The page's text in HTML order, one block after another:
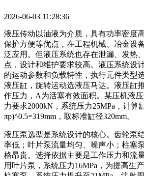
2026-06-03 11:28:36
液压传动以油液为介质，具有功率密度
保护方便等优点，在工程机械、冶金设
泛应用。但液压系统也存在泄漏、发热
点，设计和维护要求较高。液压系统设
的运动参数和负载特性，执行元件类型
液压缸，旋转运动选液压马达。液压缸
作压力，A为活塞有效面积。某压机液
力要求2000kN，系统压力25MPa，计算
πp)^0.5=319mm，取标准缸径320mm。
液压泵选型是系统设计的核心。齿轮泵
率低；叶片泵流量均匀、噪声小；柱塞
格昂贵。选择依据主要是工作压力和流
用叶片泵，系统压力16MPa，为提高生